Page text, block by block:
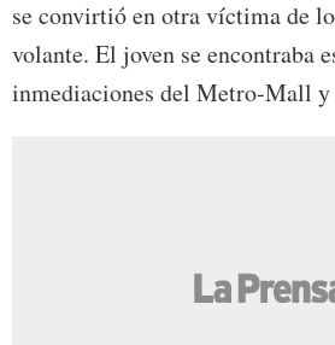
se convirtió en otra víctima de
volante. El joven se encontraba
inmediaciones del Metro-Mall